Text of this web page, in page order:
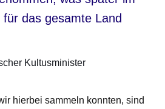
das gesamte Land
Kultusminister
hierbei sammeln konnten, sind